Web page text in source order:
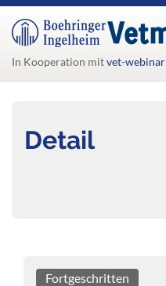
In Kooperation mitvet-webinar
Detail
Fortgeschritten